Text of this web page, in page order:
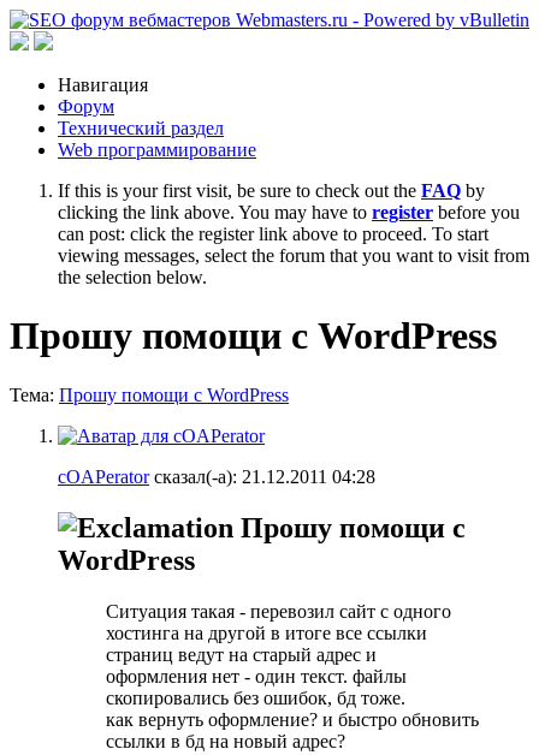
Навигация
Форум
Технический раздел
Web программирование
If this is your first visit, be sure to check out the FAQ by
clicking the link above. You may have to register before you
can post: click the register link above to proceed. To start
viewing messages, select the forum that you want to visit from
the selection below.
Прошу помощи с WordPress
Тема: Прошу помощи с WordPress
cOAPeratorсказал(-а): 21.12.2011 04:28
Прошу помощи с
WordPress
Ситуация такая - перевозил сайт с одного
хостинга на другой в итоге все ссылки
страниц ведут на старый адрес и
оформления нет - один текст. файлы
скопировались без ошибок, бд тоже.
как вернуть оформление? и быстро обновить
ссылки в бд на новый адрес?